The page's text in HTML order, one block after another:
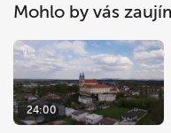
Mohlo by vás
24:00